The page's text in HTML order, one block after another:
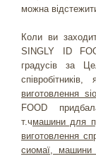
можна
Коли ви
SINGLY ID
градусів за
виготовлення
FOOD
т.чмашини для
виготовлення
сиомаї, машини